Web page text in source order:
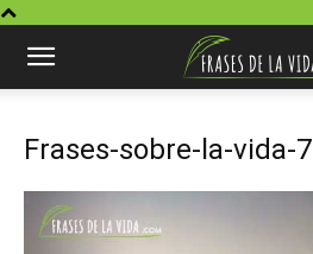
Frases-sobre-la-vida-7